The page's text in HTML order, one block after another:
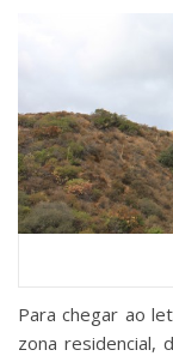
Para chegar ao
zona residencial,